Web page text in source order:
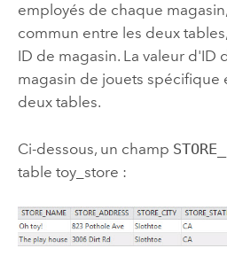
employés de chaque
commun entre les deux
ID de magasin. La valeur d'ID
magasin de jouets spécifique
deux tables.
Ci-dessous, un champ
table toy_store :